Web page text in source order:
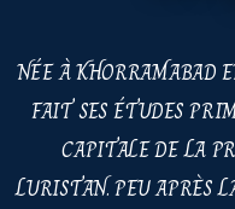
NÉE À KHORRAMABAD
FAIT SES ÉTUDES
CAPITALE DE LA
LURISTAN. PEU APRÈS